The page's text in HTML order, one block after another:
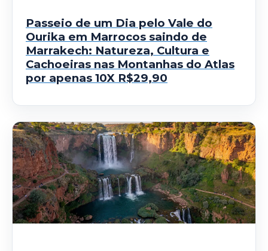
Passeio de um Dia pelo Vale do
Ourika em Marrocos saindo de
Marrakech: Natureza, Cultura e
Cachoeiras nas Montanhas do Atlas
por apenas 10X R$29,90